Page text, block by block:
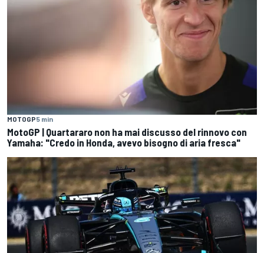
MOTOGP5 min
MotoGP | Quartararo non ha mai discusso del rinnovo con
Yamaha: "Credo in Honda, avevo bisogno di aria fresca"